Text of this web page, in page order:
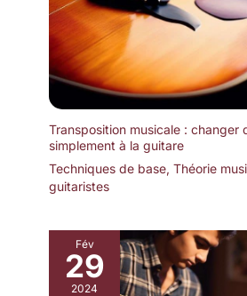
Transposition musicale : changer
simplement à la guitare
Techniques de base, Théorie
guitaristes
Fév
29
2024